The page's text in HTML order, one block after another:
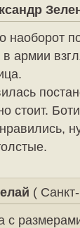
наоборот
в армии
стоит.
(
с